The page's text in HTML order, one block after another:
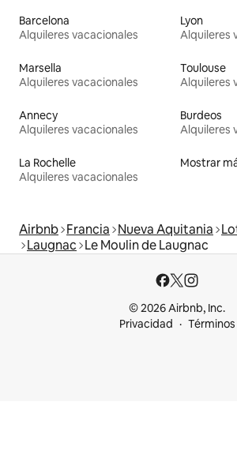
Barcelona
Alquileres vacacionales
Lyon
Alquileres
Marsella
Alquileres vacacionales
Toulouse
Alquileres
Annecy
Alquileres vacacionales
Burdeos
Alquileres
La Rochelle
Alquileres vacacionales
Mostrar
Airbnb Francia Nueva Aquitania
Laugnac Le Moulin de Laugnac
© 2026 Airbnb, Inc.
Privacidad
Términos